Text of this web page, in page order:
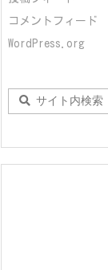
コメントフィード
WordPress.org